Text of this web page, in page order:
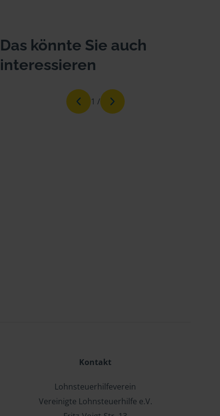
Das könnte Sie auch
interessieren
1 /
Kontakt
Lohnsteuerhilfeverein
Vereinigte Lohnsteuerhilfe e.V.